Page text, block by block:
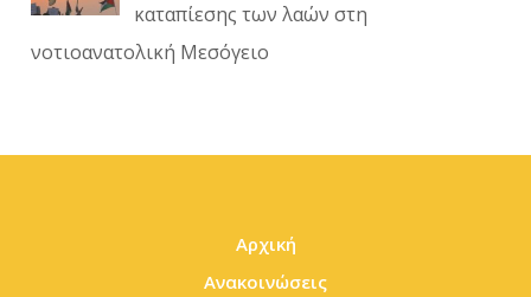
καταπίεσης των λαών στη
νοτιοανατολική Μεσόγειο
Αρχική
Ανακοινώσεις